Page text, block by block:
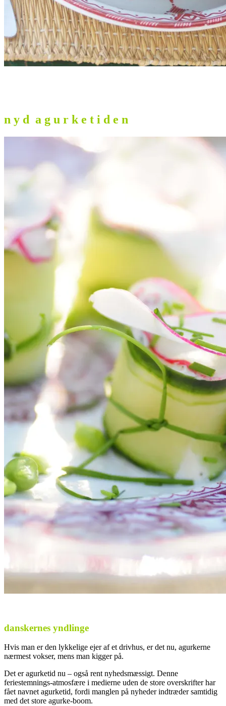
n y d a g u r k e t i d e n
danskernes yndlinge
Hvis man er den lykkelige ejer af et drivhus, er det nu, agurkerne
nærmest vokser, mens man kigger på.
Det er agurketid nu – også rent nyhedsmæssigt. Denne
feriestemnings-atmosfære i medierne uden de store overskrifter har
fået navnet agurketid, fordi manglen på nyheder indtræder samtidig
med det store agurke-boom.